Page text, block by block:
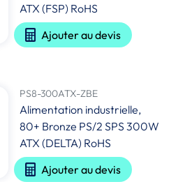
ATX (FSP) RoHS
Ajouter au devis
PS8-300ATX-ZBE
Alimentation industrielle,
80+ Bronze PS/2 SPS 300W
ATX (DELTA) RoHS
Ajouter au devis